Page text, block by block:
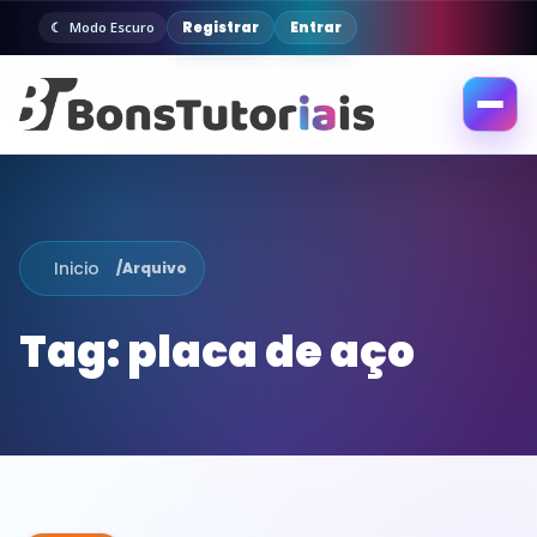
Modo Escuro Registrar Entrar
Abrir
Inicio /Arquivo
Tag:placa de aço